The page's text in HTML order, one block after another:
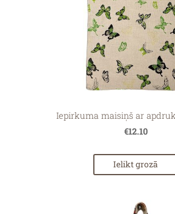
Iepirkuma maisiņš ar
€12.10
Ielikt grozā